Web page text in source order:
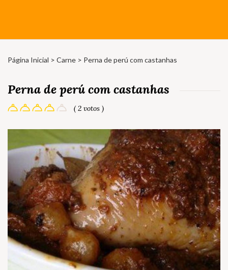
Página Inicial > Carne > Perna de perú com castanhas
Perna de perú com castanhas
( 2 votos )